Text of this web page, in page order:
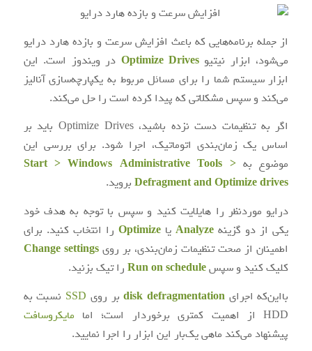
از جمله برنامه‌هایی که باعث افزایش سرعت و بازده هارد درایو
می‌شود، ابزار نیتیو Optimize Drives در ویندوز است. این
ابزار سیستم شما را برای مسائل مربوط به یکپارچه‌سازی آنالیز
می‌کند و سپس مشکلاتی که پیدا کرده است را حل می‌کند.
اگر به تنظیمات دست نزده باشید، Optimize Drives باید بر
اساس یک زمان‌بندی اتوماتیک، اجرا شود. برای بررسی این
موضوع به
Start > Windows Administrative Tools >
Defragment and Optimize drivesبروید.
درایو موردنظر را هایلایت کنید و سپس با توجه به هدف خود
یکی از دو گزینه AnalyzeیاOptimize را انتخاب کنید. برای
اطمینان از صحت تنظیمات زمان‌بندی، بر رویChange settings
کلیک کنید و سپسRun on schedule
را تیک بزنید.
بااین‌که اجرای disk defragmentation بر روی SSD نسبت به
HDD از اهمیت کمتری برخوردار است؛ اما
مایکروسافت
پیشنهاد می‌کند ماهی یک‌بار این ابزار را اجرا نمایید.